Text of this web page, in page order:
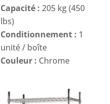
Capacité : 205 kg (450
lbs)
Conditionnement : 1
unité / boîte
Couleur : Chrome